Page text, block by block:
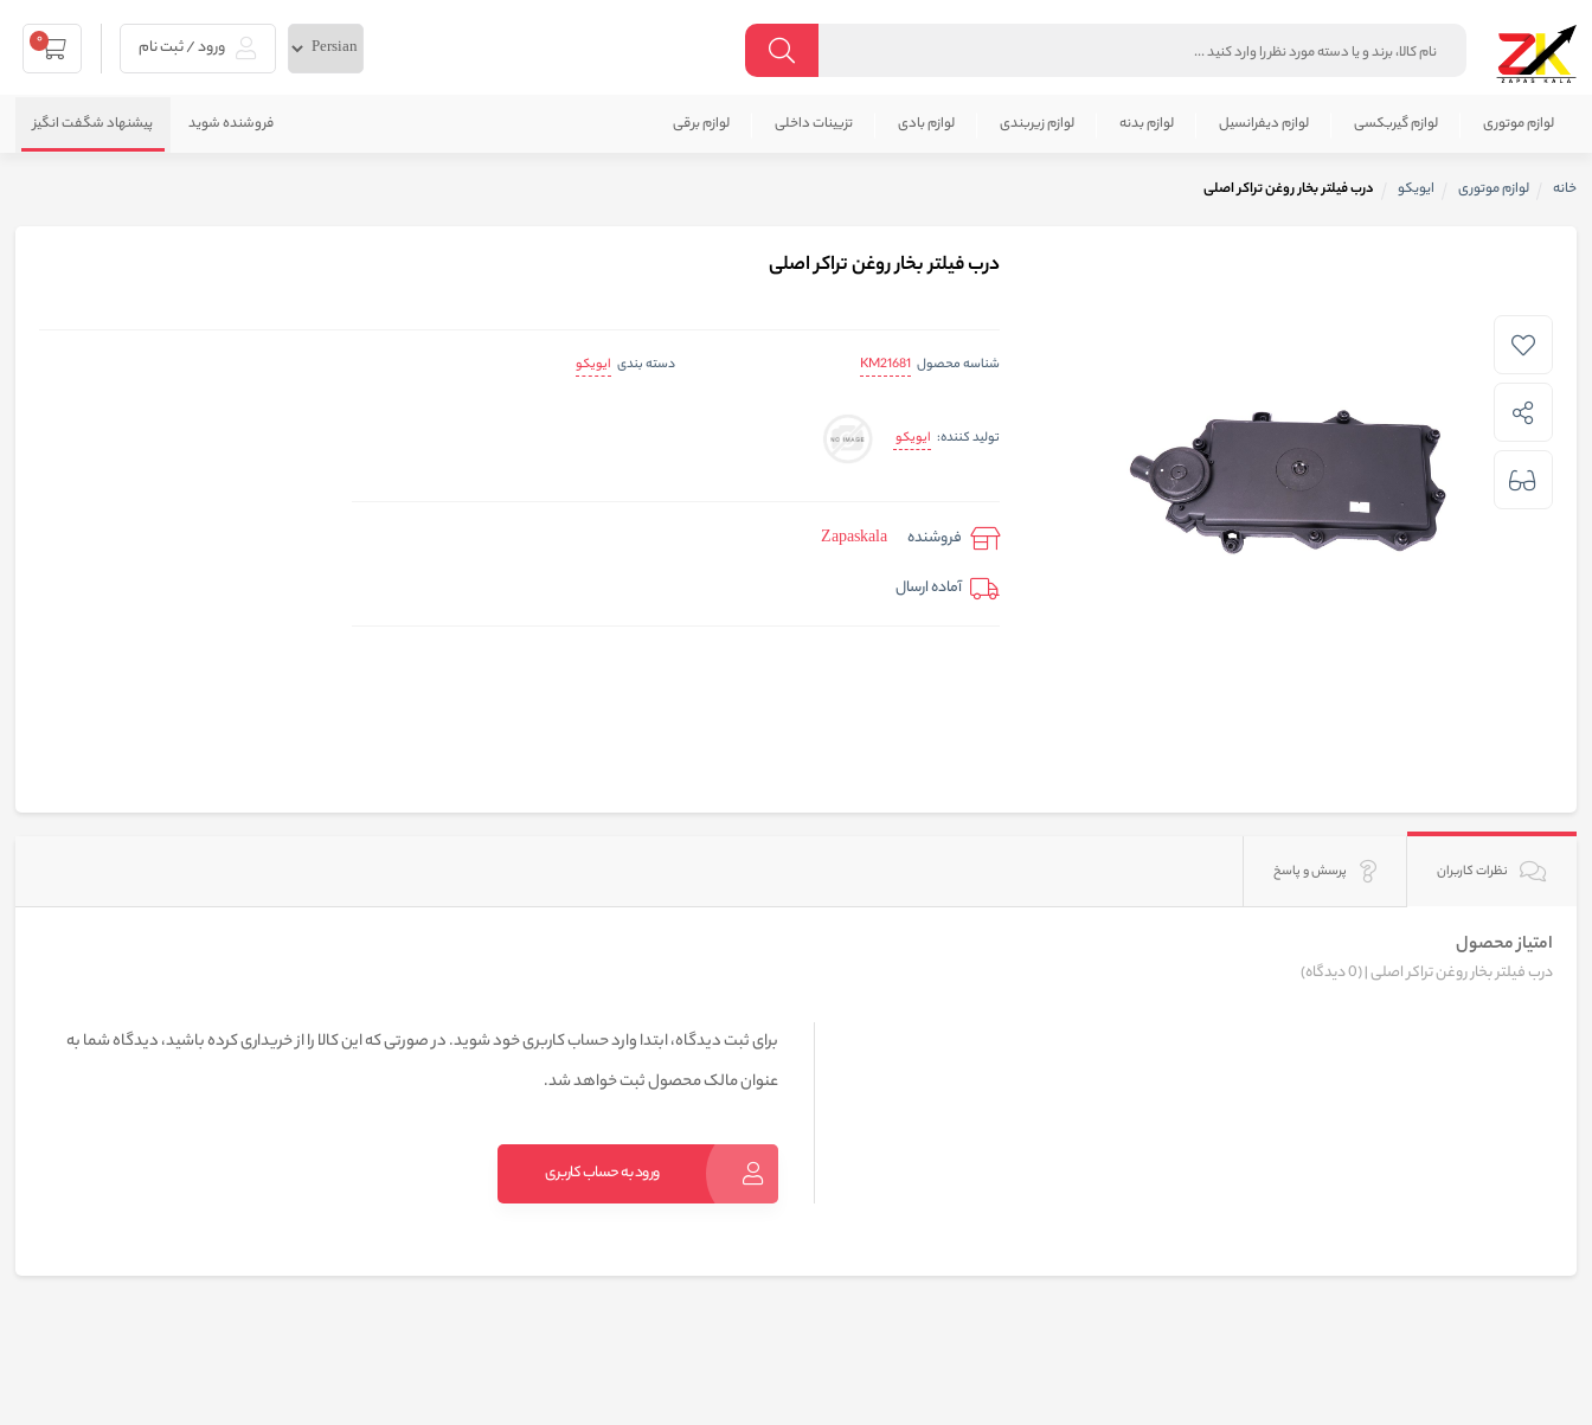
ورود / ثبت نام 0
لوازم موتوری لوازم گیربکسی لوازم دیفرانسیل لوازم بدنه لوازم زیربندی لوازم بادی تزیینات داخلی لوازم برقی فروشنده شوید پیشنهاد شگفت انگیز
خانه لوازم موتوری ایویکو درب فیلتر بخار روغن تراکر اصلی
درب فیلتر بخار روغن تراکر اصلی
شناسه محصول KM21681 دسته بندی ایویکو
تولید کننده: ایویکو
فروشنده
Zapaskala
آماده ارسال
نظرات کاربران پرسش و پاسخ
امتیاز محصول
درب فیلتر بخار روغن تراکر اصلی |(0 دیدگاه)
برای ثبت دیدگاه، ابتدا وارد حساب کاربری خود شوید. در صورتی که این کالا را از خریداری کرده باشید، دیدگاه شما به
عنوان مالک محصول ثبت خواهد شد.
ورود به حساب کاربری